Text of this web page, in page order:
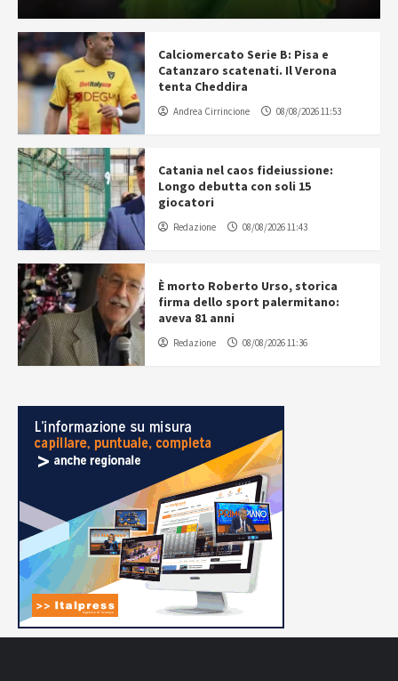
Calciomercato Serie B: Pisa e
Catanzaro scatenati. Il Verona
tenta Cheddira
Andrea Cirrincione 08/08/2026 11:53
Catania nel caos fideiussione:
Longo debutta con soli 15
giocatori
Redazione 08/08/2026 11:43
È morto Roberto Urso, storica
firma dello sport palermitano:
aveva 81 anni
Redazione 08/08/2026 11:36